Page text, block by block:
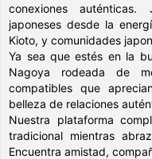
conexiones auténticas.
japoneses desde la
Kioto, y comunidades
Ya sea que estés en la
Nagoya rodeada de
compatibles que
belleza de relaciones
Nuestra plataforma
tradicional mientras
Encuentra amistad,